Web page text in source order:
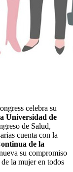
celebra su
Universidad de
de Salud,
cuenta con la
de la
su compromiso
la mujer en todos